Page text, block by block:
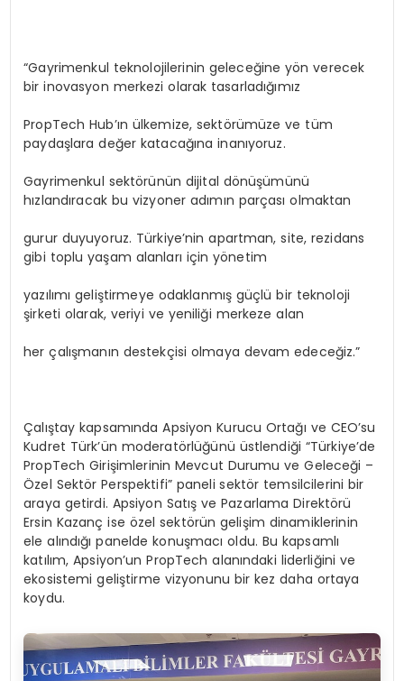
“Gayrimenkul teknolojilerinin geleceğine yön verecek
bir inovasyon merkezi olarak tasarladığımız
PropTech Hub’ın ülkemize, sektörümüze ve tüm
paydaşlara değer katacağına inanıyoruz.
Gayrimenkul sektörünün dijital dönüşümünü
hızlandıracak bu vizyoner adımın parçası olmaktan
gurur duyuyoruz. Türkiye’nin apartman, site, rezidans
gibi toplu yaşam alanları için yönetim
yazılımı geliştirmeye odaklanmış güçlü bir teknoloji
şirketi olarak, veriyi ve yeniliği merkeze alan
her çalışmanın destekçisi olmaya devam edeceğiz.”
Çalıştay kapsamında Apsiyon Kurucu Ortağı ve CEO’su
Kudret Türk’ün moderatörlüğünü üstlendiği “Türkiye’de
PropTech Girişimlerinin Mevcut Durumu ve Geleceği –
Özel Sektör Perspektifi” paneli sektör temsilcilerini bir
araya getirdi. Apsiyon Satış ve Pazarlama Direktörü
Ersin Kazanç ise özel sektörün gelişim dinamiklerinin
ele alındığı panelde konuşmacı oldu. Bu kapsamlı
katılım, Apsiyon’un PropTech alanındaki liderliğini ve
ekosistemi geliştirme vizyonunu bir kez daha ortaya
koydu.